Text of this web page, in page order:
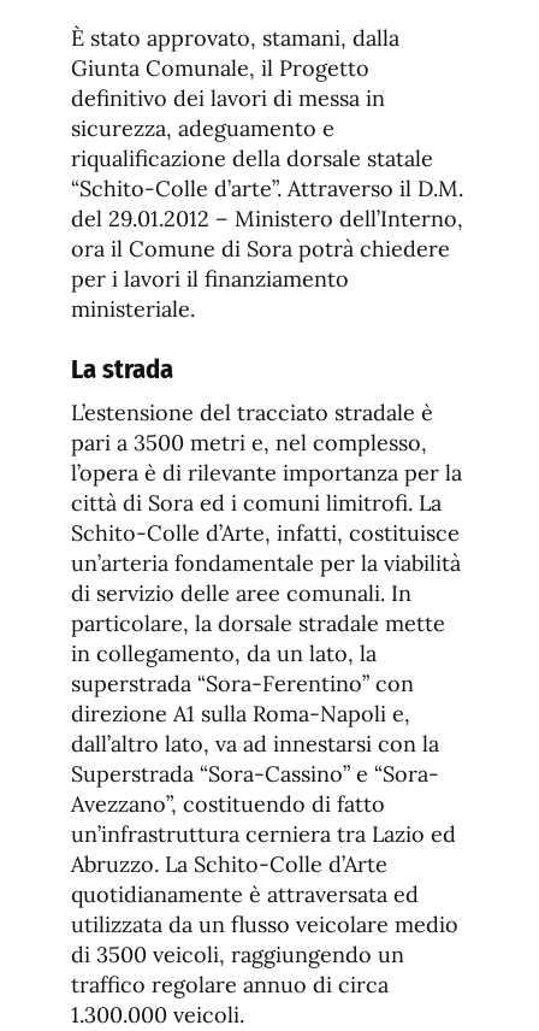
de
fuente
de
fuente.
È stato approvato, stamani, dalla
Giunta Comunale, il Progetto
definitivo dei lavori di messa in
sicurezza, adeguamento e
riqualificazione della dorsale statale
“Schito-Colle d’arte”. Attraverso il D.M.
del 29.01.2012 – Ministero dell’Interno,
ora il Comune di Sora potrà chiedere
per i lavori il finanziamento
ministeriale.
La strada
L’estensione del tracciato stradale è
pari a 3500 metri e, nel complesso,
l’opera è di rilevante importanza per la
città di Sora ed i comuni limitrofi. La
Schito-Colle d’Arte, infatti, costituisce
un’arteria fondamentale per la viabilità
di servizio delle aree comunali. In
particolare, la dorsale stradale mette
in collegamento, da un lato, la
superstrada “Sora-Ferentino” con
direzione A1 sulla Roma-Napoli e,
dall’altro lato, va ad innestarsi con la
Superstrada “Sora-Cassino” e “Sora-
Avezzano”, costituendo di fatto
un’infrastruttura cerniera tra Lazio ed
Abruzzo. La Schito-Colle d’Arte
quotidianamente è attraversata ed
utilizzata da un flusso veicolare medio
di 3500 veicoli, raggiungendo un
traffico regolare annuo di circa
1.300.000 veicoli.